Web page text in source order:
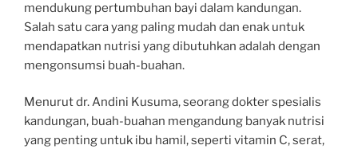
mendukung pertumbuhan bayi dalam kandungan.
Salah satu cara yang paling mudah dan enak untuk
mendapatkan nutrisi yang dibutuhkan adalah dengan
mengonsumsi buah-buahan.
Menurut dr. Andini Kusuma, seorang dokter spesialis
kandungan, buah-buahan mengandung banyak nutrisi
yang penting untuk ibu hamil, seperti vitamin C, serat,